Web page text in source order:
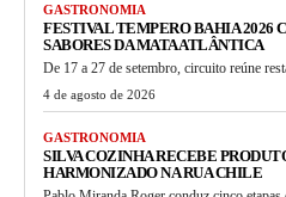
GASTRONOMIA
FESTIVAL TEMPERO BAHIA 2026
SABORES DA MATA ATLÂNTICA
De 17 a 27 de setembro, circuito reúne
4 de agosto de 2026
GASTRONOMIA
SILVA COZINHA RECEBE
HARMONIZADO NA RUA CHILE